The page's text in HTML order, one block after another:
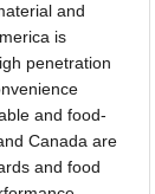
and
is
penetration
and food-
Canada are
and food